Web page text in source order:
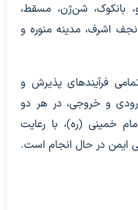
بانکوک، شن‌ژن، مسقط،
نجف اشرف، مدینه منوره و
فرآیندهای پذیرش و
و خروجی، در هر دو
خمینی (ره)، با رعایت
ایمن در حال انجام است.